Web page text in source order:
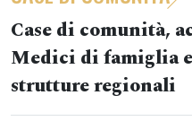
Case di comunità,
Medici di famiglia
strutture regionali